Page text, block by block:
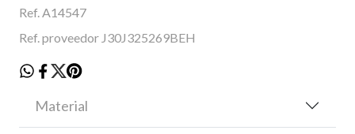
Ref. A14547
Ref. proveedor J30J325269BEH
Material